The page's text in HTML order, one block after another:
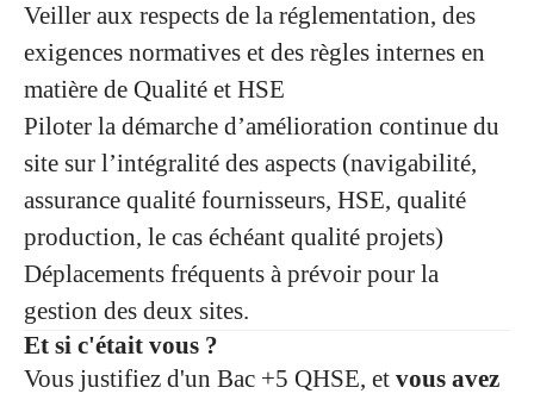
Veiller aux respects de la réglementation, des
exigences normatives et des règles internes en
matière de Qualité et HSE
Piloter la démarche d’amélioration continue du
site sur l’intégralité des aspects (navigabilité,
assurance qualité fournisseurs, HSE, qualité
production, le cas échéant qualité projets)
Déplacements fréquents à prévoir pour la
gestion des deux sites.
Et si c'était vous ?
Vous justifiez d'un Bac +5 QHSE, et vous avez